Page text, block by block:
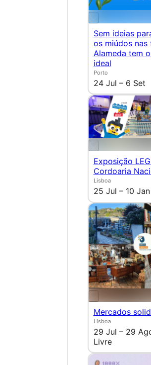
Sem ideias
os miúdos nas
Alameda tem
ideal
Porto
24 Jul – 6 Set
Exposição
Cordoaria
Lisboa
25 Jul – 10 Jan
Mercados
Lisboa
29 Jul – 29
Livre